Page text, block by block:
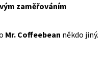
zaměřováním
Mr. Coffeebean někdo jiný.